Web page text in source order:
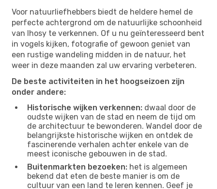
Voor natuurliefhebbers biedt de heldere hemel de
perfecte achtergrond om de natuurlijke schoonheid
van Ihosy te verkennen. Of u nu geïnteresseerd bent
in vogels kijken, fotografie of gewoon geniet van
een rustige wandeling midden in de natuur, het
weer in deze maanden zal uw ervaring verbeteren.
De beste activiteiten in het hoogseizoen zijn
onder andere:
Historische wijken verkennen: dwaal door de
oudste wijken van de stad en neem de tijd om
de architectuur te bewonderen. Wandel door de
belangrijkste historische wijken en ontdek de
fascinerende verhalen achter enkele van de
meest iconische gebouwen in de stad.
Buitenmarkten bezoeken: het is algemeen
bekend dat eten de beste manier is om de
cultuur van een land te leren kennen. Geef je